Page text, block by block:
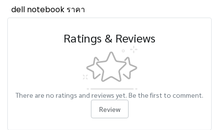
dell notebook ราคา
Ratings & Reviews
There are no ratings and reviews yet. Be the first to comment.
Review